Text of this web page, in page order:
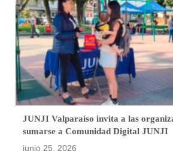
JUNJI Valparaíso invita a las
sumarse a Comunidad Digital JUNJI
junio 25, 2026